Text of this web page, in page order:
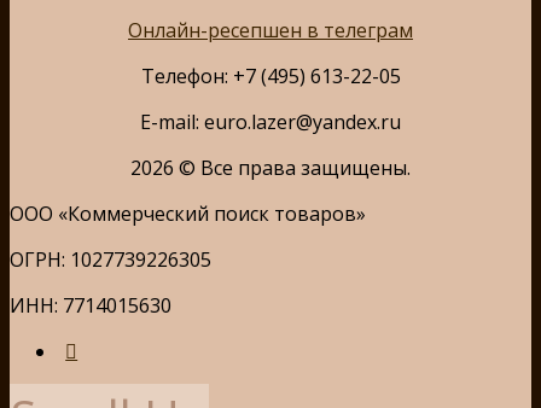
Онлайн-ресепшен в телеграм
Телефон: +7 (495) 613-22-05
E-mail: euro.lazer@yandex.ru
2026 © Все права защищены.
ООО «Коммерческий поиск товаров»
ОГРН: 1027739226305
ИНН: 7714015630